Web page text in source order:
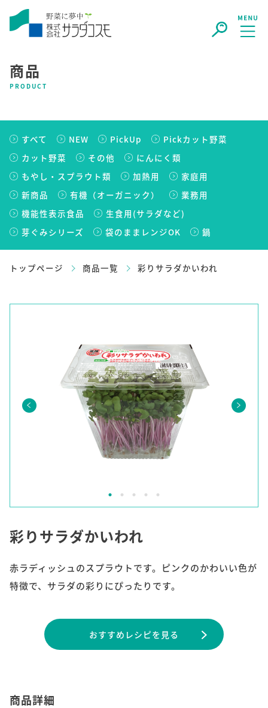
商品
PRODUCT
すべて NEW PickUp
Pickカット野菜
カット野菜
その他
にんにく類
もやし・スプラウト類
加熱用
家庭用
新商品
有機（オーガニック）
業務用
機能性表示食品
生食用(サラダなど)
芽ぐみシリーズ
袋のままレンジOK 鍋
トップページ 商品一覧 彩りサラダかいわれ
彩りサラダかいわれ
赤ラディッシュのスプラウトです。ピンクのかわいい色が
特徴で、サラダの彩りにぴったりです。
おすすめレシピを⾒る
商品詳細